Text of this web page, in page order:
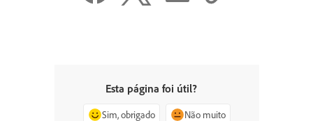
Esta página foi útil?
Sim, obrigado Não muito